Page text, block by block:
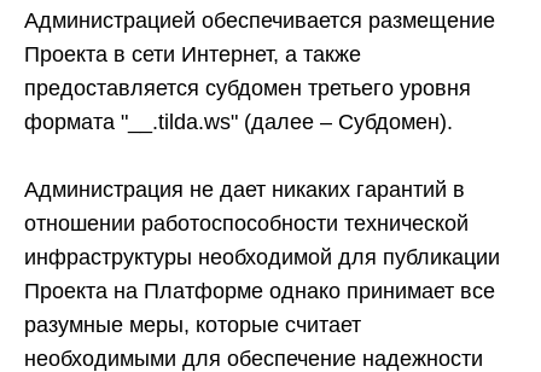
Администрацией обеспечивается размещение
Проекта в сети Интернет, а также
предоставляется субдомен третьего уровня
формата "__.tilda.ws" (далее – Субдомен).
Администрация не дает никаких гарантий в
отношении работоспособности технической
инфраструктуры необходимой для публикации
Проекта на Платформе однако принимает все
разумные меры, которые считает
необходимыми для обеспечение надежности